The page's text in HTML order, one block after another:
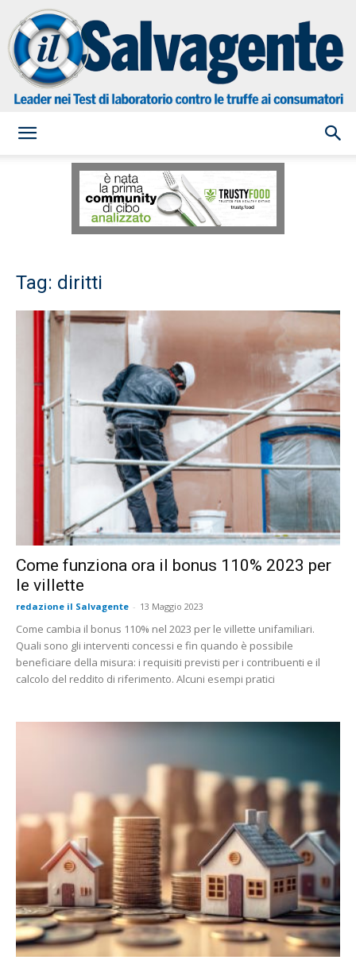
Salvagente
Tag: diritti
Come funziona ora il bonus 110% 2023 per
le villette
redazione il Salvagente - 13 Maggio 2023
Come cambia il bonus 110% nel 2023 per le villette unifamiliari.
Quali sono gli interventi concessi e fin quando è possibile
beneficiare della misura: i requisiti previsti per i contribuenti e il
calcolo del reddito di riferimento. Alcuni esempi pratici